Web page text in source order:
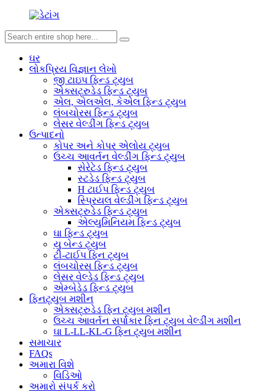
ઘર
લોકપ્રિય વિજ્ઞાન લેખો
જી ટાઇપ ફિન્ડ ટ્યુબ
એક્સટ્રુડેડ ફિન્ડ ટ્યુબ
એલ, એલએલ, કેએલ ફિન્ડ ટ્યુબ
લંબચોરસ ફિન્ડ ટ્યુબ
લેસર વેલ્ડીંગ ફિન્ડ ટ્યુબ
ઉત્પાદનો
કોપર અને કોપર એલોય ટ્યુબ
ઉચ્ચ આવર્તન વેલ્ડીંગ ફિન્ડ ટ્યુબ
સેરેટેડ ફિન્ડ ટ્યુબ
સ્ટડેડ ફિન્ડ ટ્યુબ
H ટાઈપ ફિન્ડ ટ્યુબ
સ્પ્રિયલ વેલ્ડીંગ ફિન્ડ ટ્યુબ
એક્સટ્રુડેડ ફિન્ડ ટ્યુબ
એલ્યુમિનિયમ ફિન્ડ ટ્યુબ
ઘા ફિન્ડ ટ્યુબ
યુ બેન્ડ ટ્યુબ
ટી-ટાઈપ ફિન ટ્યુબ
લંબચોરસ ફિન્ડ ટ્યુબ
લેસર વેલ્ડેડ ફિન્ડ ટ્યુબ
એમ્બેડેડ ફિન્ડ ટ્યુબ
ફિનટ્યુબ મશીન
એક્સટ્રુડેડ ફિન ટ્યુબ મશીન
ઉચ્ચ આવર્તન સર્પાકાર ફિન ટ્યુબ વેલ્ડીંગ મશીન
ઘા L-LL-KL-G ફિન ટ્યુબ મશીન
સમાચાર
FAQs
અમારા વિશે
વિડિઓ
અમારો સંપર્ક કરો